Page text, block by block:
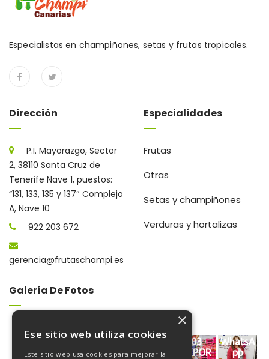
Especialistas en champiñones, setas y frutas tropicales.
Dirección
P.I. Mayorazgo, Sector
2, 38110 Santa Cruz de
Tenerife Nave 1, puestos:
“131, 133, 135 y 137″ Complejo
A, Nave 10
922 203 672
gerencia@frutaschampi.es
Especialidades
Frutas
Otras
Setas y champiñones
Verduras y hortalizas
Galería De Fotos
WhatsA
pp
FRUTAS
CHAMPI
FRUTAS
CHAMPI
Cargan
do
03
REPOR
WhatsA
pp
×
Ese sitio web utiliza cookies
Este sitio web usa cookies para mejorar la